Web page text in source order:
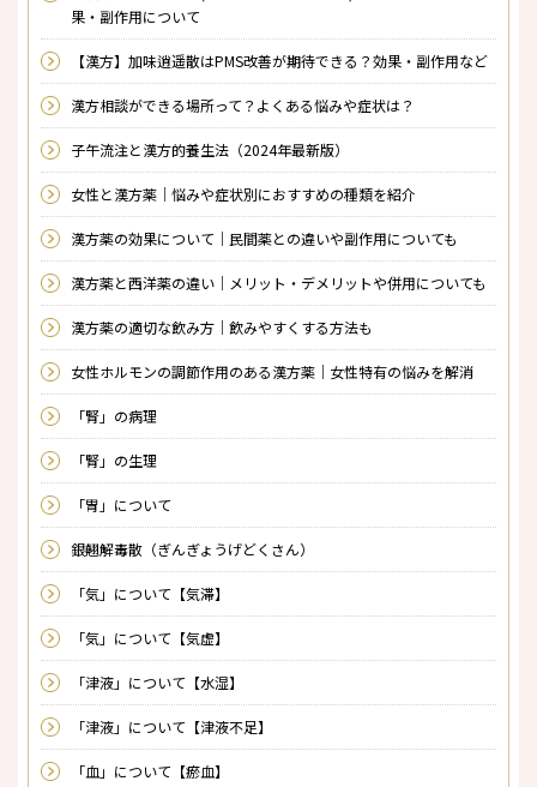
果・副作用について
【漢方】加味逍遥散はPMS改善が期待できる？効果・副作用など
漢方相談ができる場所って？よくある悩みや症状は？
子午流注と漢方的養生法（2024年最新版）
女性と漢方薬｜悩みや症状別におすすめの種類を紹介
漢方薬の効果について｜民間薬との違いや副作用についても
漢方薬と西洋薬の違い｜メリット・デメリットや併用についても
漢方薬の適切な飲み方｜飲みやすくする方法も
女性ホルモンの調節作用のある漢方薬｜女性特有の悩みを解消
「腎」の病理
「腎」の生理
「胃」について
銀翹解毒散（ぎんぎょうげどくさん）
「気」について【気滞】
「気」について【気虚】
「津液」について【水湿】
「津液」について【津液不足】
「血」について【瘀血】